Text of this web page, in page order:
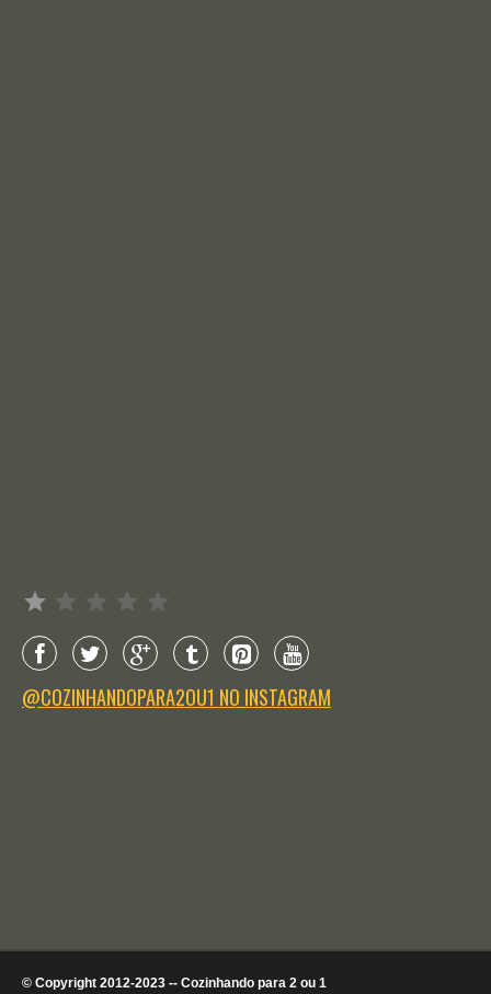
@COZINHANDOPARA2OU1 NO INSTAGRAM
© Copyright 2012-2023 -- Cozinhando para 2 ou 1